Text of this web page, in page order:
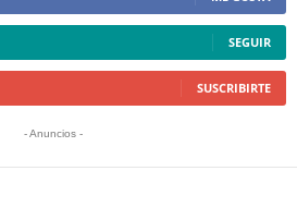
SEGUIR
SUSCRIBIRTE
- Anuncios -